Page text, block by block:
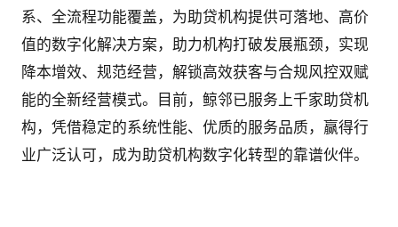
系、全流程功能覆盖，为助贷机构提供可落地、高价
值的数字化解决方案，助力机构打破发展瓶颈，实现
降本增效、规范经营，解锁高效获客与合规风控双赋
能的全新经营模式。目前，鲸邻已服务上千家助贷机
构，凭借稳定的系统性能、优质的服务品质，赢得行
业广泛认可，成为助贷机构数字化转型的靠谱伙伴。